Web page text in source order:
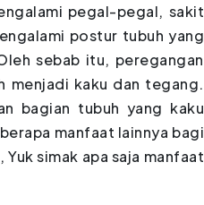
pegal-pegal, sakit
postur tubuh yang
sebab itu, peregangan
menjadi kaku dan tegang.
bagian tubuh yang kaku
manfaat lainnya bagi
simak apa saja manfaat